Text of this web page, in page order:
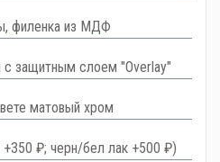
филенка из МДФ
защитным слоем "Overlay"
матовый хром
₽; черн/бел лак +500 ₽)